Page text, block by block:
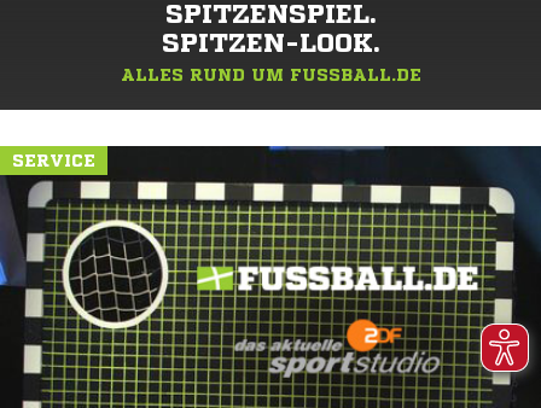
SPITZENSPIEL.
SPITZEN-LOOK.
ALLES RUND UM FUSSBALL.DE
SERVICE